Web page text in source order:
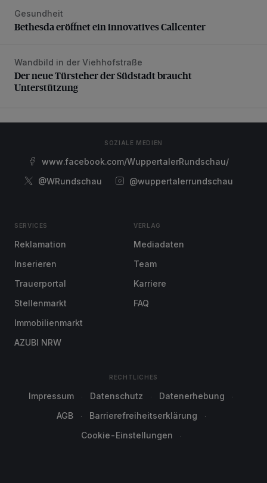
Bethesda eröffnet ein innovatives Callcenter
Gesundheit
Bethesda eröffnet ein innovatives Callcenter
Der neue Türsteher der Südstadt braucht Unterstützung
Wandbild in der Viehhofstraße
Der neue Türsteher der Südstadt braucht
Unterstützung
SOZIALE MEDIEN
www.facebook.com/WuppertalerRundschau/
@WRundschau
@wuppertalerrundschau
SERVICES
Reklamation
Inserieren
Trauerportal
Stellenmarkt
Immobilienmarkt
AZUBI NRW
VERLAG
Mediadaten
Team
Karriere
FAQ
RECHTLICHES
Impressum Datenschutz
Datenerhebung
AGB
Barrierefreiheitserklärung
Cookie-Einstellungen